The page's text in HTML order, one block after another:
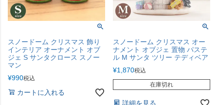
スノードーム クリスマス 飾り
インテリア オーナメント オブ
ジェ S サンタクロース スノー
マン
¥990税込
カートに入れる
スノードーム クリスマス オー
ナメント オブジェ 置物 パステ
ル M サンタ ツリー テディベア
¥1,870税込
在庫切れ
詳細を見る